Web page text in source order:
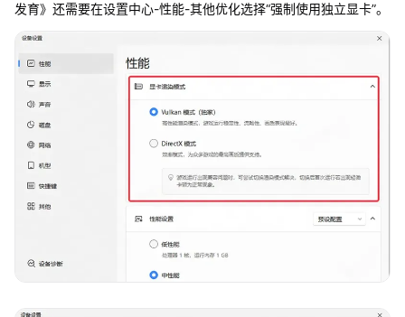
发育》还需要在设置中心-性能-其他优化选择“强制使用独立显卡”。